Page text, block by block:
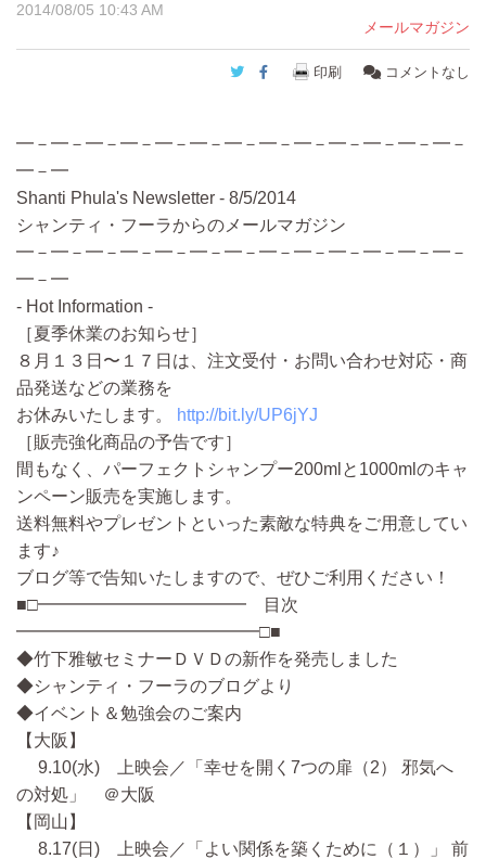
2014/08/05 10:43 AM
メールマガジン
Twitter
Facebook
印刷 コメントなし
━－━－━－━－━－━－━－━－━－━－━－━－━－
━－━
Shanti Phula's Newsletter - 8/5/2014
シャンティ・フーラからのメールマガジン
━－━－━－━－━－━－━－━－━－━－━－━－━－
━－━
- Hot Information -
［夏季休業のお知らせ］
８月１３日〜１７日は、注文受付・お問い合わせ対応・商
品発送などの業務を
お休みいたします。
http://bit.ly/UP6jYJ
［販売強化商品の予告です］
間もなく、パーフェクトシャンプー200mlと1000mlのキャ
ンペーン販売を実施します。
送料無料やプレゼントといった素敵な特典をご用意してい
ます♪
ブログ等で告知いたしますので、ぜひご利用ください！
■□━━━━━━━━━━━━ 目次
━━━━━━━━━━━━━━□■
◆竹下雅敏セミナーＤＶＤの新作を発売しました
◆シャンティ・フーラのブログより
◆イベント＆勉強会のご案内
【大阪】
9.10(水) 上映会／「幸せを開く7つの扉（2） 邪気へ
の対処」 ＠大阪
【岡山】
8.17(日) 上映会／「よい関係を築くために（１）」 前